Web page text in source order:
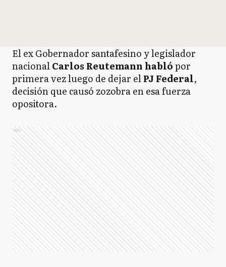
El ex Gobernador santafesino y legislador
nacionalCarlos Reutemann hablópor
primera vez luego de dejar elPJ Federal,
decisión que causó zozobra en esa fuerza
opositora.
Ads